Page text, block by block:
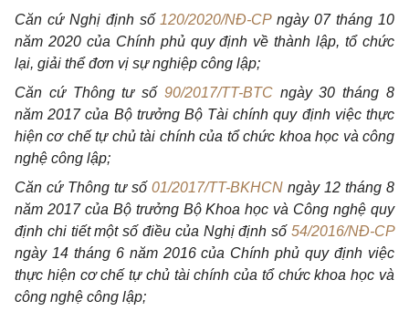
Căn cứ Nghị định số 120/2020/NĐ-CPngày 07 tháng 10
năm 2020 của Chính phủ quy định về thành lập, tổ chức
lại, giải thể đơn vị sự nghiệp công lập;
Căn cứ Thông tư số 90/2017/TT-BTCngày 30 tháng 8
năm 2017 của Bộ trưởng Bộ Tài chính quy định việc thực
hiện cơ chế tự chủ tài chính của tổ chức khoa học và công
nghệ công lập;
Căn cứ Thông tư số 01/2017/TT-BKHCN ngày 12 tháng 8
năm 2017 của Bộ trưởng Bộ Khoa học và Công nghệ quy
định chi tiết một số điều của Nghị định số 54/2016/NĐ-CP
ngày 14 tháng 6 năm 2016 của Chính phủ quy định việc
thực hiện cơ chế tự chủ tài chính của tổ chức khoa học và
công nghệ công lập;